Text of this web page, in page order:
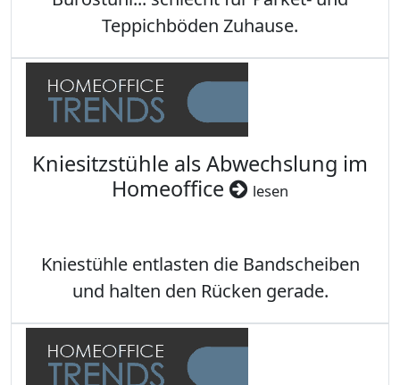
Teppichböden Zuhause.
Kniesitzstühle als Abwechslung im
Homeoffice
lesen
Kniestühle entlasten die Bandscheiben
und halten den Rücken gerade.